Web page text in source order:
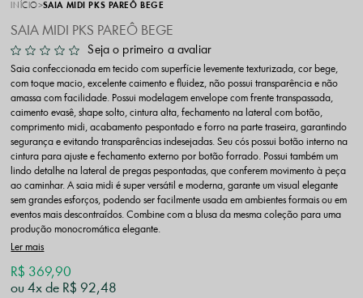
INÍCIO SAIA MIDI PKS PAREÔ BEGE
SAIA MIDI PKS PAREÔ BEGE
Seja o primeiro a avaliar
Saia confeccionada em tecido com superfície levemente texturizada, cor bege,
com toque macio, excelente caimento e fluidez, não possui transparência e não
amassa com facilidade. Possui modelagem envelope com frente transpassada,
caimento evasê, shape solto, cintura alta, fechamento na lateral com botão,
comprimento midi, acabamento pespontado e forro na parte traseira, garantindo
segurança e evitando transparências indesejadas. Seu cós possui botão interno na
cintura para ajuste e fechamento externo por botão forrado. Possui também um
lindo detalhe na lateral de pregas pespontadas, que conferem movimento à peça
ao caminhar. A saia midi é super versátil e moderna, garante um visual elegante
sem grandes esforços, podendo ser facilmente usada em ambientes formais ou em
eventos mais descontraídos. Combine com a blusa da mesma coleção para uma
produção monocromática elegante.
Ler mais
R$ 369,90
4x
R$ 92,48